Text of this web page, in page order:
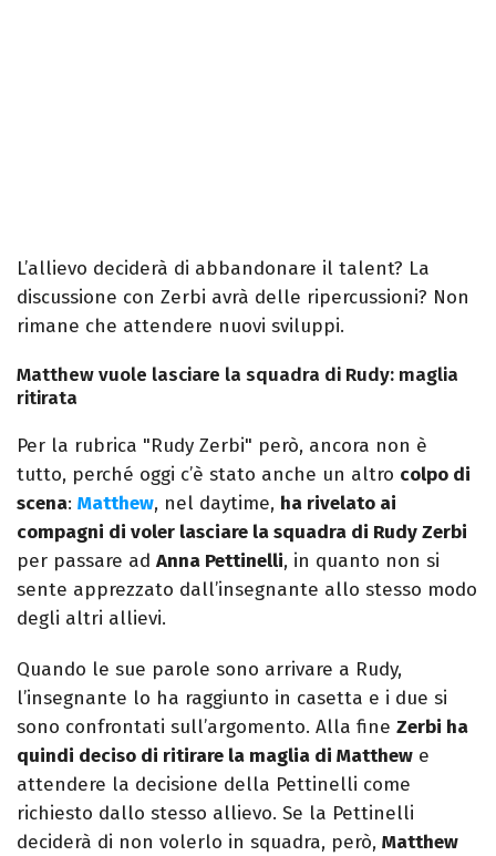
L’allievo deciderà di abbandonare il talent? La
discussione con Zerbi avrà delle ripercussioni? Non
rimane che attendere nuovi sviluppi.
Matthew vuole lasciare la squadra di Rudy: maglia
ritirata
Per la rubrica "Rudy Zerbi" però, ancora non è
tutto, perché oggi c’è stato anche un altro colpo di
scena: Matthew, nel daytime, ha rivelato ai
compagni di voler lasciare la squadra di Rudy Zerbi
per passare ad Anna Pettinelli, in quanto non si
sente apprezzato dall’insegnante allo stesso modo
degli altri allievi.
Quando le sue parole sono arrivare a Rudy,
l’insegnante lo ha raggiunto in casetta e i due si
sono confrontati sull’argomento. Alla fine Zerbi ha
quindi deciso di ritirare la maglia di Matthew e
attendere la decisione della Pettinelli come
richiesto dallo stesso allievo. Se la Pettinelli
deciderà di non volerlo in squadra, però, Matthew